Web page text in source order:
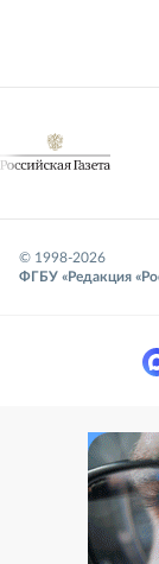
© 1998-2026
ФГБУ «Редакция